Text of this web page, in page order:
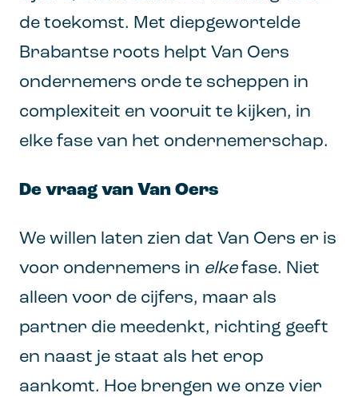
de toekomst. Met diepgewortelde
Brabantse roots helpt Van Oers
ondernemers orde te scheppen in
complexiteit en vooruit te kijken, in
elke fase van het ondernemerschap.
De vraag van Van Oers
We willen laten zien dat Van Oers er is
voor ondernemers in elkefase. Niet
alleen voor de cijfers, maar als
partner die meedenkt, richting geeft
en naast je staat als het erop
aankomt. Hoe brengen we onze vier